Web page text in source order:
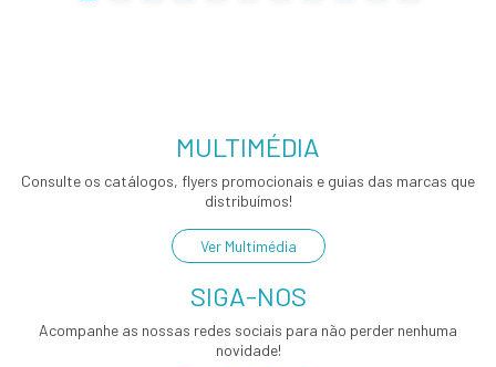
MULTIMÉDIA
Consulte os catálogos, flyers promocionais e guias das marcas que
distribuímos!
Ver Multimédia
SIGA-NOS
Acompanhe as nossas redes sociais para não perder nenhuma
novidade!